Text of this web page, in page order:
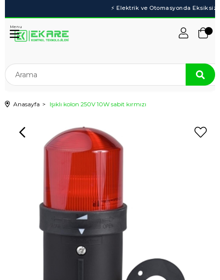
Menu
Anasayfa Işıklı kolon 250V 10W sabit kırmızı